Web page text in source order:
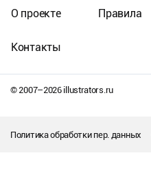
© 2007–2026illustrators.ru
О проекте Правила
Контакты
Политика обработки пер. данных